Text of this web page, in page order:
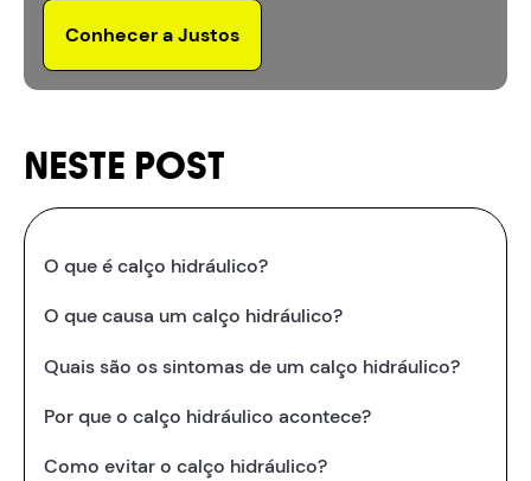
Conhecer a Justos
NESTE POST
O que é calço hidráulico?
O que causa um calço hidráulico?
Quais são os sintomas de um calço hidráulico?
Por que o calço hidráulico acontece?
Como evitar o calço hidráulico?